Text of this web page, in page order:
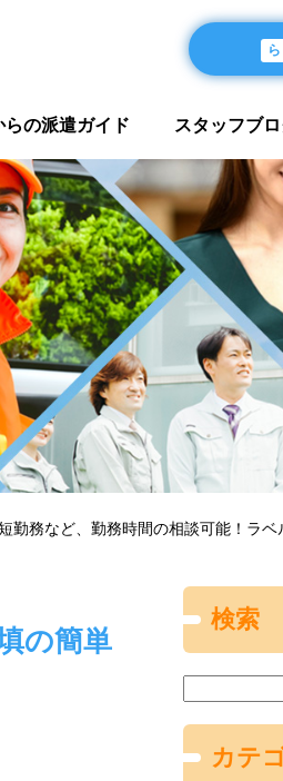
らの派遣ガイド スタッフブ
勤務など、勤務時間の相談可能！ラ
の簡単
検索
カテ